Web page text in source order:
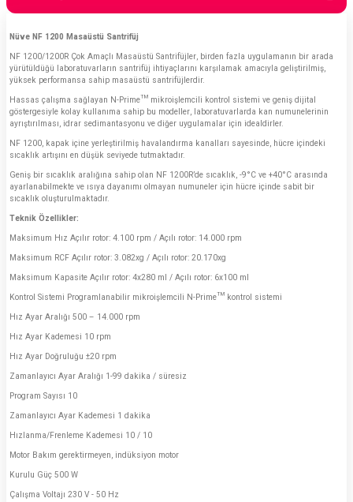
Nüve NF 1200 Masaüstü Santrifüj
NF 1200/1200R Çok Amaçlı Masaüstü Santrifüjler, birden fazla uygulamanın bir arada
yürütüldüğü laboratuvarların santrifüj ihtiyaçlarını karşılamak amacıyla geliştirilmiş,
yüksek performansa sahip masaüstü santrifüjlerdir.
Hassas çalışma sağlayan N-Prime™ mikroişlemcili kontrol sistemi ve geniş dijital
göstergesiyle kolay kullanıma sahip bu modeller, laboratuvarlarda kan numunelerinin
ayrıştırılması, idrar sedimantasyonu ve diğer uygulamalar için idealdirler.
NF 1200, kapak içine yerleştirilmiş havalandırma kanalları sayesinde, hücre içindeki
sıcaklık artışını en düşük seviyede tutmaktadır.
Geniş bir sıcaklık aralığına sahip olan NF 1200R’de sıcaklık, -9°C ve +40°C arasında
ayarlanabilmekte ve ısıya dayanımı olmayan numuneler için hücre içinde sabit bir
sıcaklık oluşturulmaktadır.
Teknik Özellikler:
Maksimum Hız Açılır rotor: 4.100 rpm / Açılı rotor: 14.000 rpm
Maksimum RCF Açılır rotor: 3.082xg / Açılı rotor: 20.170xg
Maksimum Kapasite Açılır rotor: 4x280 ml / Açılı rotor: 6x100 ml
Kontrol Sistemi Programlanabilir mikroişlemcili N-Prime™ kontrol sistemi
Hız Ayar Aralığı 500 – 14.000 rpm
Hız Ayar Kademesi 10 rpm
Hız Ayar Doğruluğu ±20 rpm
Zamanlayıcı Ayar Aralığı 1-99 dakika / süresiz
Program Sayısı 10
Zamanlayıcı Ayar Kademesi 1 dakika
Hızlanma/Frenleme Kademesi 10 / 10
Motor Bakım gerektirmeyen, indüksiyon motor
Kurulu Güç 500 W
Çalışma Voltajı 230 V - 50 Hz